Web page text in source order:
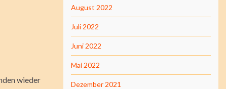
wieder
August 2022
Juli 2022
Juni 2022
Mai 2022
Dezember 2021